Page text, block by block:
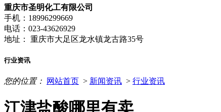
重庆市圣明化工有限公司
手机：18996299669
电话：023-43626929
地址： 重庆市大足区龙水镇龙古路35号
行业资讯
您的位置： 网站首页 > 新闻资讯 > 行业资讯
江津盐酸哪里有卖